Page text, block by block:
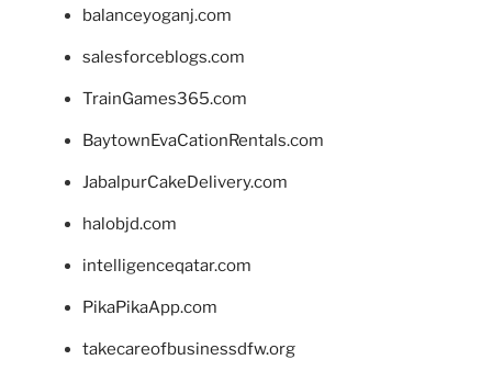
balanceyoganj.com
salesforceblogs.com
TrainGames365.com
BaytownEvaCationRentals.com
JabalpurCakeDelivery.com
halobjd.com
intelligenceqatar.com
PikaPikaApp.com
takecareofbusinessdfw.org